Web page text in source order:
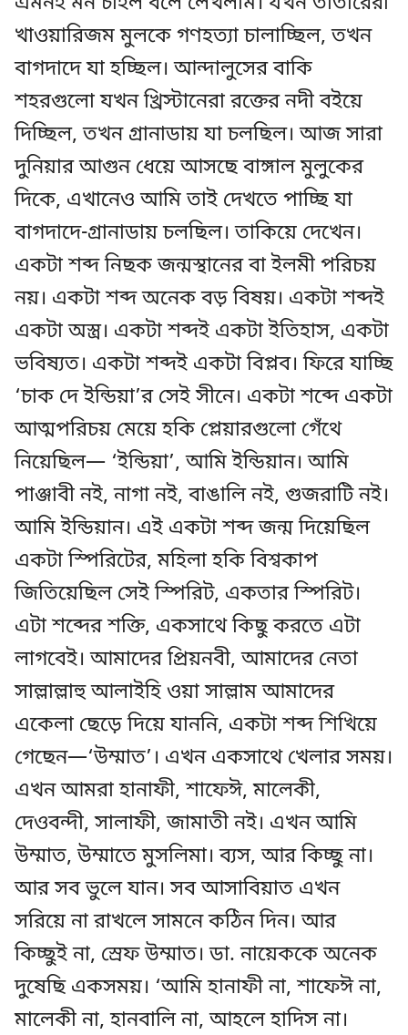
খাওয়ারিজম মুলকে গণহত্যা চালাচ্ছিল, তখন
বাগদাদে যা হচ্ছিল। আন্দালুসের বাকি
শহরগুলো যখন খ্রিস্টানেরা রক্তের নদী বইয়ে
দিচ্ছিল, তখন গ্রানাডায় যা চলছিল। আজ সারা
দুনিয়ার আগুন ধেয়ে আসছে বাঙ্গাল মুলুকের
দিকে, এখানেও আমি তাই দেখতে পাচ্ছি যা
বাগদাদে-গ্রানাডায় চলছিল। তাকিয়ে দেখেন।
একটা শব্দ নিছক জন্মস্থানের বা ইলমী পরিচয়
নয়। একটা শব্দ অনেক বড় বিষয়। একটা শব্দই
একটা অস্ত্র। একটা শব্দই একটা ইতিহাস, একটা
ভবিষ্যত। একটা শব্দই একটা বিপ্লব। ফিরে যাচ্ছি
‘চাক দে ইন্ডিয়া’র সেই সীনে। একটা শব্দে একটা
আত্মপরিচয় মেয়ে হকি প্লেয়ারগুলো গেঁথে
নিয়েছিল— ‘ইন্ডিয়া’, আমি ইন্ডিয়ান। আমি
পাঞ্জাবী নই, নাগা নই, বাঙালি নই, গুজরাটি নই।
আমি ইন্ডিয়ান। এই একটা শব্দ জন্ম দিয়েছিল
একটা স্পিরিটের, মহিলা হকি বিশ্বকাপ
জিতিয়েছিল সেই স্পিরিট, একতার স্পিরিট।
এটা শব্দের শক্তি, একসাথে কিছু করতে এটা
লাগবেই। আমাদের প্রিয়নবী, আমাদের নেতা
সাল্লাল্লাহু আলাইহি ওয়া সাল্লাম আমাদের
একেলা ছেড়ে দিয়ে যাননি, একটা শব্দ শিখিয়ে
গেছেন—‘উম্মাত’। এখন একসাথে খেলার সময়।
এখন আমরা হানাফী, শাফেঈ, মালেকী,
দেওবন্দী, সালাফী, জামাতী নই। এখন আমি
উম্মাত, উম্মাতে মুসলিমা। ব্যস, আর কিচ্ছু না।
আর সব ভুলে যান। সব আসাবিয়াত এখন
সরিয়ে না রাখলে সামনে কঠিন দিন। আর
কিচ্ছুই না, স্রেফ উম্মাত। ডা. নায়েককে অনেক
দুষেছি একসময়। ‘আমি হানাফী না, শাফেঈ না,
মালেকী না, হানবালি না, আহলে হাদিস না।